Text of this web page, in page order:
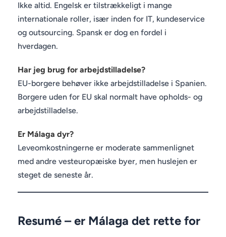
Ikke altid. Engelsk er tilstrækkeligt i mange
internationale roller, især inden for IT, kundeservice
og outsourcing. Spansk er dog en fordel i
hverdagen.
Har jeg brug for arbejdstilladelse?
EU-borgere behøver ikke arbejdstilladelse i Spanien.
Borgere uden for EU skal normalt have opholds- og
arbejdstilladelse.
Er Málaga dyr?
Leveomkostningerne er moderate sammenlignet
med andre vesteuropæiske byer, men huslejen er
steget de seneste år.
Resumé – er Málaga det rette for